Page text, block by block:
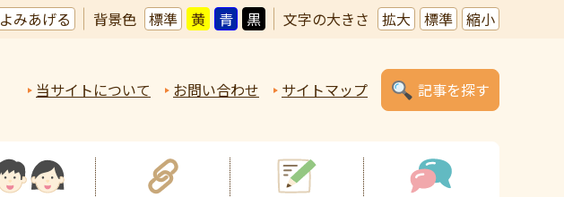
よみあげる 背景色 標準 黄 青 黒 文字の大きさ 拡大 標準 縮小
当サイトについて お問い合わせ サイトマップ 記事を探す